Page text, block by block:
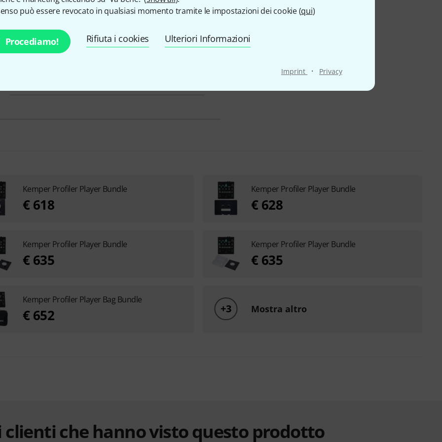
può essere revocato in qualsiasi momento tramite le impostazioni dei cookie (qui)
Procediamo! Rifiuta i cookies Ulteriori Informazioni
Imprint · Privacy
Connettore/i MIDI Si
Connessioni per Pedali o Switches Si
Kemper Profiler Player Bundle
€ 618
Kemper Profiler Player Bundle
€ 628
Kemper Profiler Player Bundle
€ 635
Kemper Profiler Player Bundle
€ 635
Kemper Profiler Player Bag Bundle
€ 652 +3 Mostra altro
clienti che hanno visto questo prodotto